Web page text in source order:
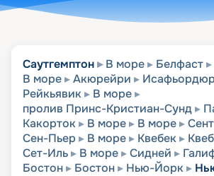
Саутгемптон В море Белфаст
В море
Акюрейри Исафьордюр
Рейкьявик
В море
пролив Принс-Кристиан-Сунд
Какорток
В море В море
Сен-Пьер
В море Квебек
Сет-Иль
В море Сидней
Бостон
Бостон Нью-Йорк